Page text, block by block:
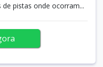
pistas onde ocorram...